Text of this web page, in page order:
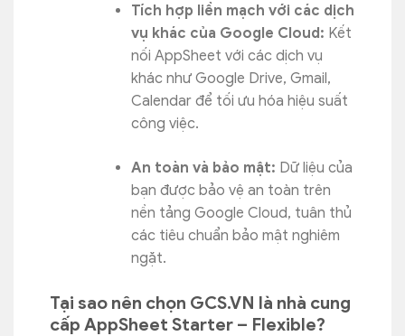
Tích hợp liền mạch với các dịch
vụ khác của Google Cloud: Kết
nối AppSheet với các dịch vụ
khác như Google Drive, Gmail,
Calendar để tối ưu hóa hiệu suất
công việc.
An toàn và bảo mật: Dữ liệu của
bạn được bảo vệ an toàn trên
nền tảng Google Cloud, tuân thủ
các tiêu chuẩn bảo mật nghiêm
ngặt.
Tại sao nên chọn GCS.VN là nhà cung
cấp AppSheet Starter – Flexible?